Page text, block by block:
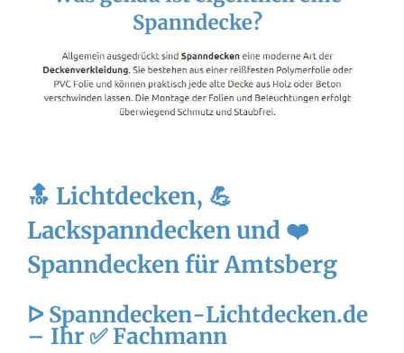
🔝 Lichtdecken, 💪
Lackspanndecken und ❤️
Spanndecken für Amtsberg
ᐅ Spanndecken-Lichtdecken.de
– Ihr ✅ Fachmann